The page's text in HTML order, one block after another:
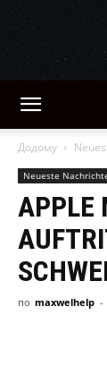
Додому
Neueste
APPLE
по maxwelhelp -